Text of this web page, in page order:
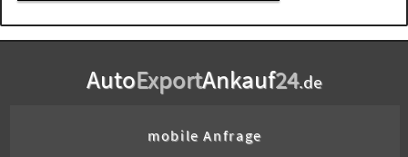
AutoExportAnkauf24.de
mobile Anfrage